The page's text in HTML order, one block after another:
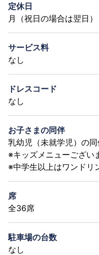
定休日
月（祝日の場合は翌日）
サービス料
なし
ドレスコード
なし
お子さまの同伴
乳幼児（未就学児）の
※キッズメニューござい
※中学生以上はワンドリ
席
全36席
駐車場の台数
なし